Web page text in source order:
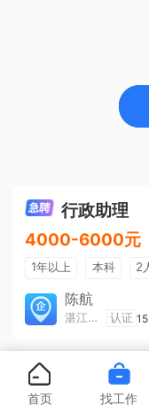
行政助理
4000-6000元
1年以上 本科 2
包吃住
五险一金
陈航
湛江旅游集散中心有限公司 认证
首页 找工作